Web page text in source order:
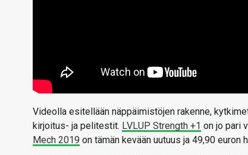
Videolla esitellään näppäimistöjen rakenne,
kirjoitus- ja pelitestit. LVLUP Strength +1 on jo pari
Mech 2019 on tämän kevään uutuus ja 49,90 euron